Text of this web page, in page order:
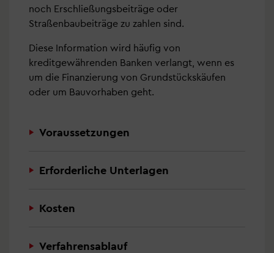
noch Erschließungsbeiträge oder
Straßenbaubeiträge zu zahlen sind.
Diese Information wird häufig von
kreditgewährenden Banken verlangt, wenn es
um die Finanzierung von Grundstückskäufen
oder um Bauvorhaben geht.
Voraussetzungen
Erforderliche Unterlagen
Kosten
Verfahrensablauf